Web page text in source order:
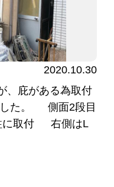
2020.10.30
、庇がある為取付
した。 側面2段目
に取付 右側はL